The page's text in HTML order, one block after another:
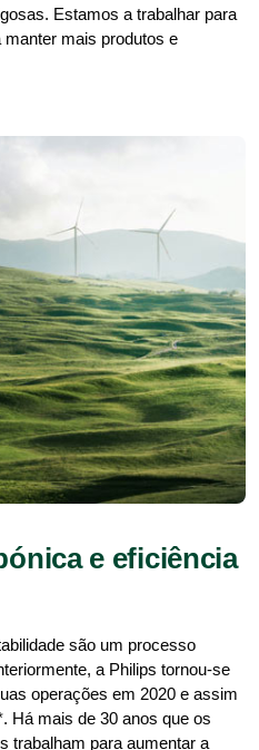
Estamos a trabalhar para
mais produtos e
e eficiência
são um processo
a Philips tornou-se
operações em 2020 e assim
Há mais de 30 anos que os
trabalham para aumentar a